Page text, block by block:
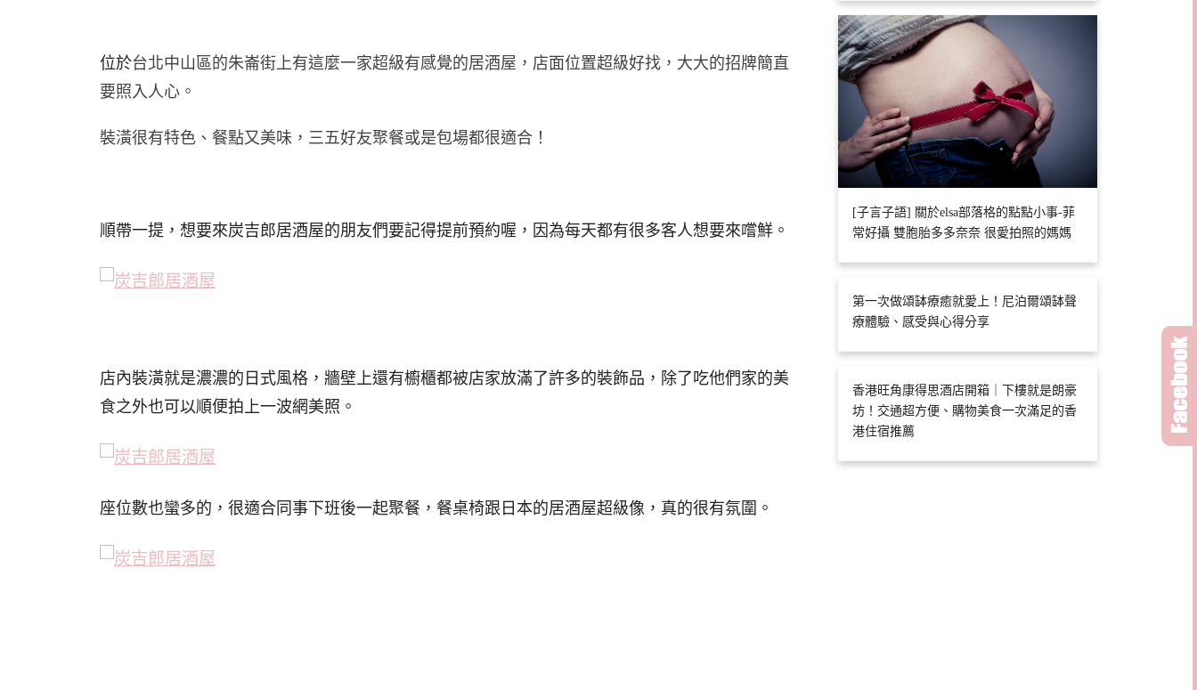
位於台北中山區的朱崙街上有這麼一家超級有感覺的居酒屋，店面位置超級好找，大大的招牌簡直
要照入人心。
裝潢很有特色、餐點又美味，三五好友聚餐或是包場都很適合！
順帶一提，想要來炭吉郎居酒屋的朋友們要記得提前預約喔，因為每天都有很多客人想要來嚐鮮。
店內裝潢就是濃濃的日式風格，牆壁上還有櫥櫃都被店家放滿了許多的裝飾品，除了吃他們家的美
食之外也可以順便拍上一波網美照。
座位數也蠻多的，很適合同事下班後一起聚餐，餐桌椅跟日本的居酒屋超級像，真的很有氛圍。
[子言子語] 關於elsa部落格的點點小事-菲
常好攝 雙胞胎多多奈奈 很愛拍照的媽媽
第一次做頌缽療癒就愛上！尼泊爾頌缽聲
療體驗、感受與心得分享
香港旺角康得思酒店開箱｜下樓就是朗豪
坊！交通超方便、購物美食一次滿足的香
港住宿推薦